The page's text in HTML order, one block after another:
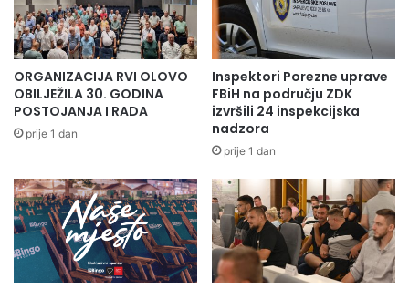
ORGANIZACIJA RVI OLOVO
OBILJEŽILA 30. GODINA
POSTOJANJA I RADA
prije 1 dan
Inspektori Porezne uprave
FBiH na području ZDK
izvršili 24 inspekcijska
nadzora
prije 1 dan